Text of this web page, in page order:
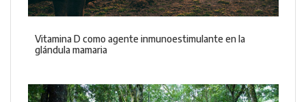
Vitamina D como agente inmunoestimulante en la
glándula mamaria